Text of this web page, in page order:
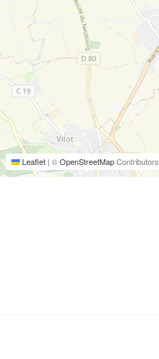
Leaflet | ©OpenStreetMapContributors